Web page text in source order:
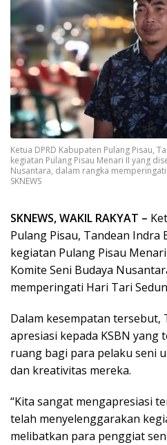
Ketua DPRD Kabupaten Pulang Pisau,
kegiatan Pulang Pisau Menari II yang
Nusantara, dalam rangka
SKNEWS
SKNEWS, WAKIL RAKYAT –
Pulang Pisau, Tandean Indra
kegiatan Pulang Pisau
Komite Seni Budaya
memperingati Hari Tari
Dalam kesempatan tersebut,
apresiasi kepada KSBN yang
ruang bagi para pelaku seni
dan kreativitas mereka.
“Kita sangat mengapresiasi
telah menyelenggarakan
melibatkan para penggiat